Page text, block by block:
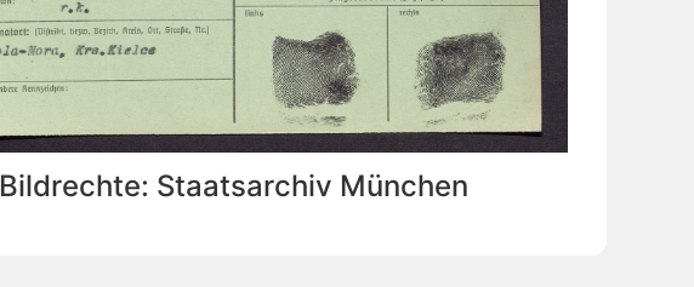
Bildrechte: Staatsarchiv München